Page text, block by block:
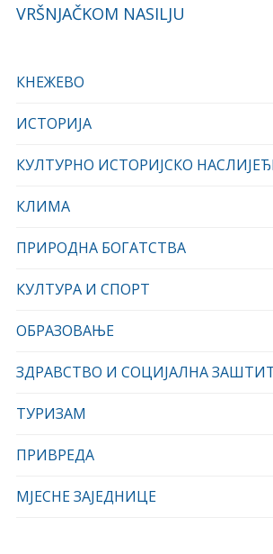
КНЕЖЕВО
ИСТОРИЈА
КУЛТУРНО ИСТОРИЈСКО
КЛИМА
ПРИРОДНА БОГАТСТВА
КУЛТУРА И СПОРТ
ОБРАЗОВАЊЕ
ЗДРАВСТВО И СОЦИЈАЛНА
ТУРИЗАМ
ПРИВРЕДА
МЈЕСНЕ ЗАЈЕДНИЦЕ
VRŠNJAČKOM NASILJU